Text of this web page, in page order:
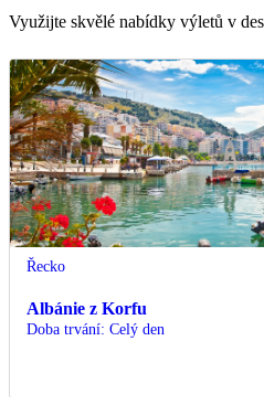
Využijte skvělé nabídky výletů v
Řecko
Albánie z Korfu
Doba trvání: Celý den